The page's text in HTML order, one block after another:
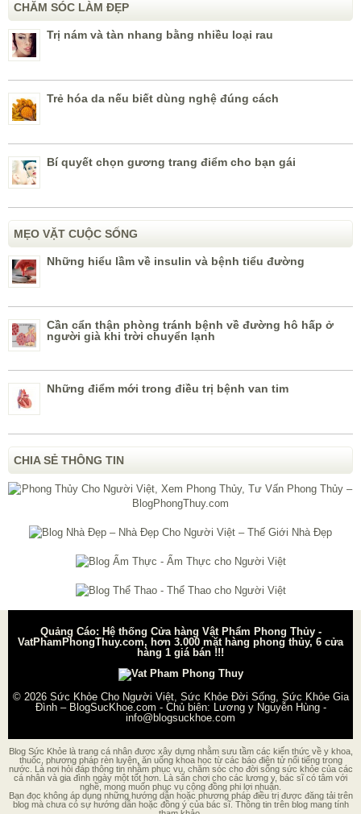
CHĂM SÓC LÀM ĐẸP
Trị nám và tàn nhang bằng nhiều loại rau
Trẻ hóa da nếu biết dùng nghệ đúng cách
Bí quyết chọn gương trang điểm cho bạn gái
MẸO VẶT CUỘC SỐNG
Những hiểu lầm về insulin và bệnh tiểu đường
Cần cẩn thận phòng tránh bệnh về đường hô hấp ở
người già khi trời chuyển lạnh
Những điểm mới trong điều trị bệnh van tim
CHIA SẺ THÔNG TIN
Quảng Cáo: Hệ thống Cửa hàng Vật Phẩm Phong Thủy -
VatPhamPhongThuy.com, hơn 3.000 mặt hàng phong thủy, 6 cửa
hàng 1 giá bán !!!
© 2026 Sức Khỏe Cho Người Việt, Sức Khỏe Đời Sống, Sức Khỏe Gia
Đình – BlogSucKhoe.com - Chủ biên: Lương y Nguyễn Hùng-
info@blogsuckhoe.com
Blog Sức Khỏe là trang cá nhân được xây dựng nhằm sưu tầm các kiến thức về y khoa,
thuốc, phương pháp rèn luyện, ăn uống khoa học từ các báo điện tử nổi tiếng trong
nước. Là nơi hỏi đáp thông tin nhằm phục vụ, chăm sóc cho đời sống sức khỏe của các
cá nhân và gia đình ngày một tốt hơn. Là sân chơi cho các lương y, bác sĩ có tâm với
nghề, mong muốn phục vụ cộng đồng phi lợi nhuận.
Bạn đọc không áp dụng những hướng dẫn hoặc phương pháp điều trị được đăng tải trên
blog mà chưa có sự hướng dẫn hoặc đồng ý của bác sĩ. Thông tin trên blog mang tính